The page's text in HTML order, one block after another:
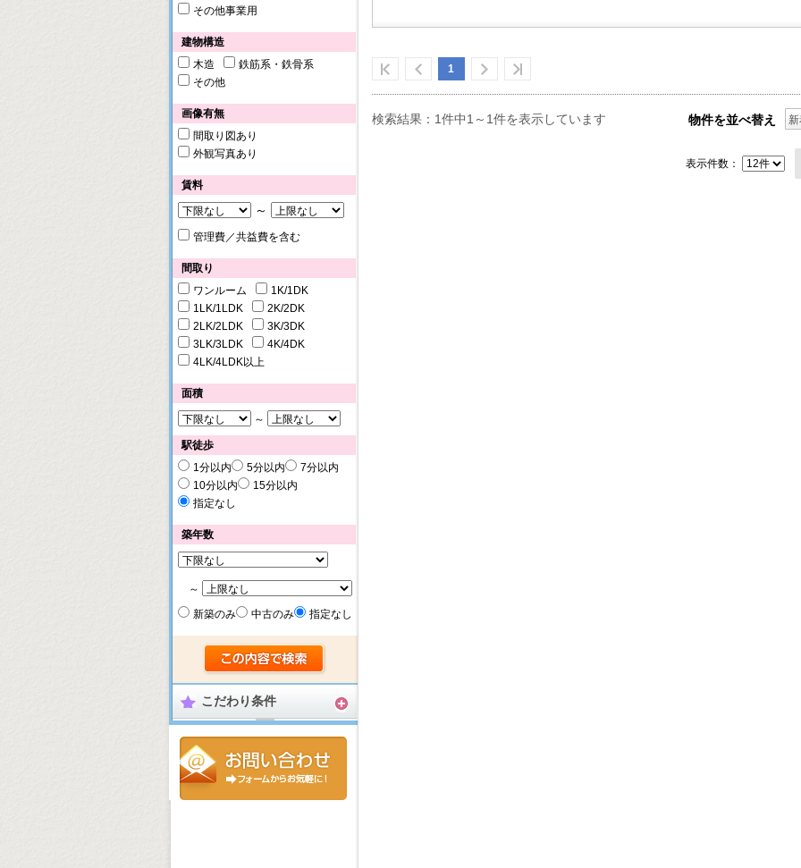
その他事業用
建物構造
木造
鉄筋系・鉄骨系
その他
画像有無
間取り図あり
外観写真あり
賃料
～
管理費／共益費を含む
間取り
ワンルーム
1K/1DK
1LK/1LDK
2K/2DK
2LK/2LDK
3K/3DK
3LK/3LDK
4K/4DK
4LK/4LDK以上
面積
～
駅徒歩
1分以内
5分以内
7分以内
10分以内
15分以内
指定なし
築年数
～
新築のみ
中古のみ 指定なし
こだわり条件
物件を並べ替え
1
表示件数：
検索結果：1件中1～1件を表示しています